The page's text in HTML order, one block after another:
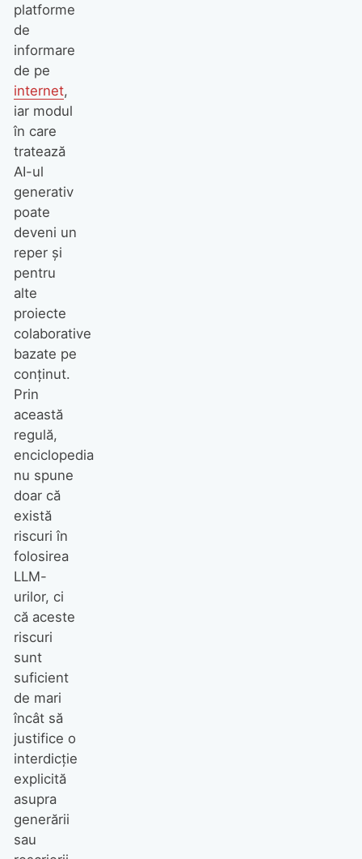
platforme
de
informare
de pe
internet,
iar modul
în care
tratează
AI-ul
generativ
poate
deveni un
reper și
pentru
alte
proiecte
colaborative
bazate pe
conținut.
Prin
această
regulă,
enciclopedia
nu spune
doar că
există
riscuri în
folosirea
LLM-
urilor, ci
că aceste
riscuri
sunt
suficient
de mari
încât să
justifice o
interdicție
explicită
asupra
generării
sau